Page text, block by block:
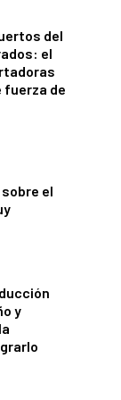
del
el
fuerza de
el
y